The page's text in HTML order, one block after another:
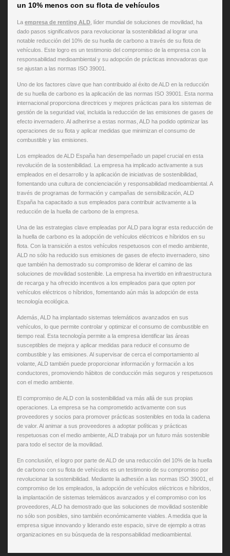
un 10% menos con su flota de vehículos
La empresa de renting ALD , líder mundial de soluciones de movilidad, ha
dado pasos significativos para revolucionar la sostenibilidad al lograr una
notable reducción del 10% de su huella de carbono a través de su flota de
vehículos. Este logro es un testimonio del compromiso de la empresa con la
responsabilidad medioambiental y su adopción de prácticas innovadoras que
se ajustan a las normas ISO 39001.
Uno de los factores clave que han contribuido al éxito de ALD en la reducción
de su huella de carbono es la aplicación de las normas ISO 39001. Esta norma
internacional proporciona directrices y mejores prácticas para los sistemas de
gestión de la seguridad vial, incluida la reducción de las emisiones de gases de
efecto invernadero. Al adherirse a estas normas, ALD ha podido optimizar las
operaciones de su flota y aplicar medidas que minimizan el consumo de
combustible y las emisiones.
Los empleados de ALD España han desempeñado un papel crucial en esta
revolución de la sostenibilidad. La empresa ha implicado activamente a sus
empleados en el desarrollo y la aplicación de iniciativas de sostenibilidad,
fomentando una cultura de concienciación y responsabilidad medioambiental. A
través de programas de formación y campañas de sensibilización, ALD
España ha capacitado a sus empleados para contribuir activamente a la
reducción de la huella de carbono de la empresa.
Una de las estrategias clave empleadas por ALD para lograr esta reducción de
la huella de carbono es la adopción de vehículos eléctricos e híbridos en su
flota. Con la transición a estos vehículos respetuosos con el medio ambiente,
ALD no sólo ha reducido sus emisiones de gases de efecto invernadero, sino
que también ha demostrado su compromiso de liderar el camino de las
soluciones de movilidad sostenible. La empresa ha invertido en infraestructura
de recarga y ha ofrecido incentivos a los empleados para que opten por
vehículos eléctricos o híbridos, fomentando aún más la adopción de esta
tecnología ecológica.
Además, ALD ha implantado sistemas telemáticos avanzados en sus
vehículos, lo que permite controlar y optimizar el consumo de combustible en
tiempo real. Esta tecnología permite a la empresa identificar las áreas
susceptibles de mejora y aplicar medidas para reducir el consumo de
combustible y las emisiones. Al supervisar de cerca el comportamiento al
volante, ALD también puede proporcionar información y formación a los
conductores, promoviendo hábitos de conducción más seguros y respetuosos
con el medio ambiente.
El compromiso de ALD con la sostenibilidad va más allá de sus propias
operaciones. La empresa se ha comprometido activamente con sus
proveedores y socios para promover prácticas sostenibles en toda la cadena
de valor. Al animar a sus proveedores a adoptar políticas y prácticas
respetuosas con el medio ambiente, ALD trabaja por un futuro más sostenible
para todo el sector de la movilidad.
En conclusión, el logro por parte de ALD de una reducción del 10% de la huella
de carbono con su flota de vehículos es un testimonio de su compromiso por
revolucionar la sostenibilidad. Mediante la adhesión a las normas ISO 39001, el
compromiso de los empleados, la adopción de vehículos eléctricos e híbridos,
la implantación de sistemas telemáticos avanzados y el compromiso con los
proveedores, ALD ha demostrado que las soluciones de movilidad sostenible
no sólo son posibles, sino también económicamente viables. A medida que la
empresa sigue innovando y liderando este espacio, sirve de ejemplo a otras
organizaciones en su búsqueda de la responsabilidad medioambiental.